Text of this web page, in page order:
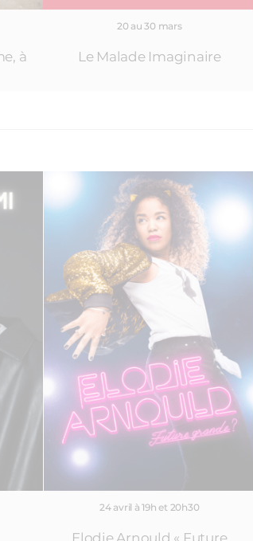
à
20 au 30 mars
Le Malade Imaginaire
24 avril à 19h et 20h30